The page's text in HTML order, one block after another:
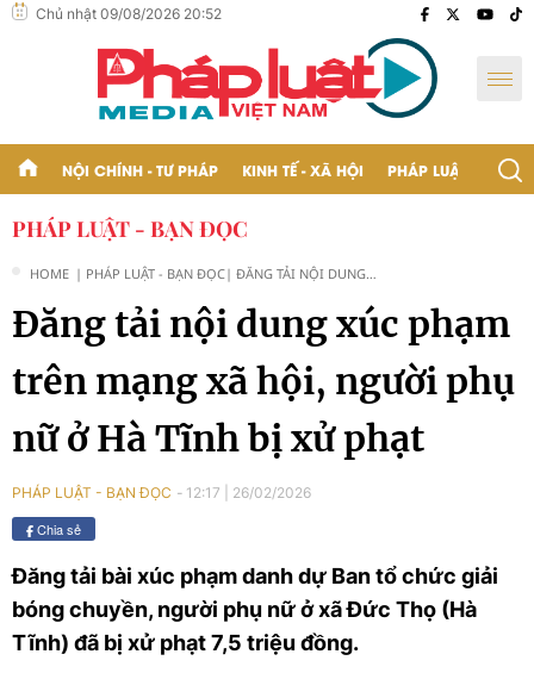
Chủ nhật 09/08/2026 20:52
NỘI CHÍNH - TƯ PHÁP KINH TẾ - XÃ HỘI PHÁP LUẬT - BẠN
PHÁP LUẬT - BẠN ĐỌC
HOME | PHÁP LUẬT - BẠN ĐỌC| ĐĂNG TẢI NỘI DUNG
XÃ HỘI, NGƯỜI PHỤ NỮ
Ở HÀ TĨNH BỊ XỬ PHẠT
Đăng tải nội dung xúc phạm
trên mạng xã hội, người phụ
nữ ở Hà Tĩnh bị xử phạt
PHÁP LUẬT - BẠN ĐỌC 12:17 26/02/2026
Chia sẻ
Đăng tải bài xúc phạm danh dự Ban tổ chức giải
bóng chuyền, người phụ nữ ở xã Đức Thọ (Hà
Tĩnh) đã bị xử phạt 7,5 triệu đồng.